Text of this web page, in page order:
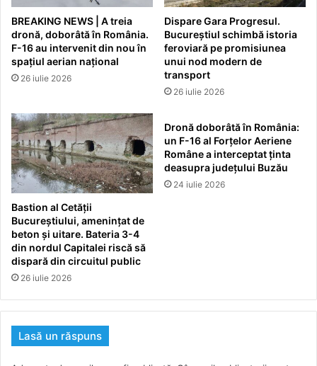
BREAKING NEWS | A treia
dronă, doborâtă în România.
F-16 au intervenit din nou în
spațiul aerian național
26 iulie 2026
Dispare Gara Progresul.
Bucureștiul schimbă istoria
feroviară pe promisiunea
unui nod modern de
transport
26 iulie 2026
Bastion al Cetății
Bucureștiului, amenințat de
beton și uitare. Bateria 3-4
din nordul Capitalei riscă să
dispară din circuitul public
26 iulie 2026
Dronă doborâtă în România:
un F-16 al Forțelor Aeriene
Române a interceptat ținta
deasupra județului Buzău
24 iulie 2026
Lasă un răspuns